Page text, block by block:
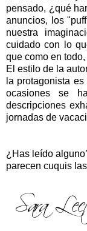
pensado, ¿ qué
anuncios, los
nuestra
cuidado con lo
que como en
El estilo de la
la protagonista
ocasiones se
descripciones
jornadas de
¿Has leído
parecen cuquis